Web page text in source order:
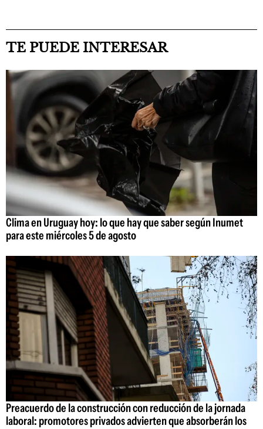
TE PUEDE INTERESAR
Clima en Uruguay hoy: lo que hay que saber según Inumet
para este miércoles 5 de agosto
Preacuerdo de la construcción con reducción de la jornada
laboral: promotores privados advierten que absorberán los